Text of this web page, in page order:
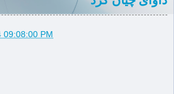
09:08:00 PM